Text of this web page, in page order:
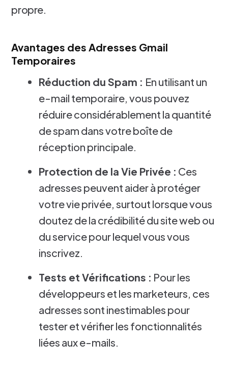
propre.
Avantages des Adresses Gmail
Temporaires
Réduction du Spam : En utilisant un
e-mail temporaire, vous pouvez
réduire considérablement la quantité
de spam dans votre boîte de
réception principale.
Protection de la Vie Privée : Ces
adresses peuvent aider à protéger
votre vie privée, surtout lorsque vous
doutez de la crédibilité du site web ou
du service pour lequel vous vous
inscrivez.
Tests et Vérifications : Pour les
développeurs et les marketeurs, ces
adresses sont inestimables pour
tester et vérifier les fonctionnalités
liées aux e-mails.